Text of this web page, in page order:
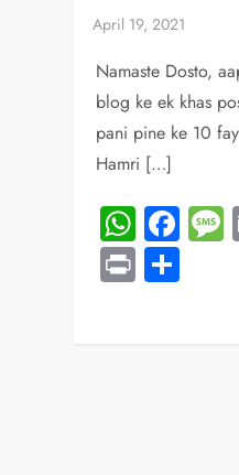
Namaste Dosto,
blog ke ek khas
pani pine ke 10
Hamri […]
Print